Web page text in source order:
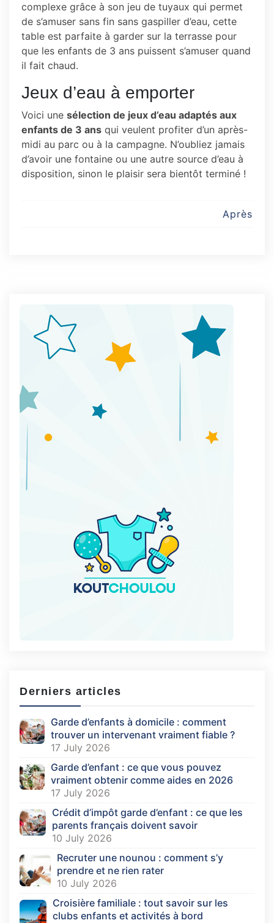
complexe grâce à son jeu de tuyaux qui permet
de s’amuser sans fin sans gaspiller d’eau, cette
table est parfaite à garder sur la terrasse pour
que les enfants de 3 ans puissent s’amuser quand
il fait chaud.
Jeux d’eau à emporter
Voici une sélection de jeux d’eau adaptés aux
enfants de 3 ans qui veulent profiter d’un après-
midi au parc ou à la campagne. N’oubliez jamais
d’avoir une fontaine ou une autre source d’eau à
disposition, sinon le plaisir sera bientôt terminé !
Après
Derniers articles
Garde d’enfants à domicile : comment
trouver un intervenant vraiment fiable ?
17 July 2026
Garde d’enfant : ce que vous pouvez
vraiment obtenir comme aides en 2026
17 July 2026
Crédit d’impôt garde d’enfant : ce que les
parents français doivent savoir
10 July 2026
Recruter une nounou : comment s’y
prendre et ne rien rater
10 July 2026
Croisière familiale : tout savoir sur les
clubs enfants et activités à bord